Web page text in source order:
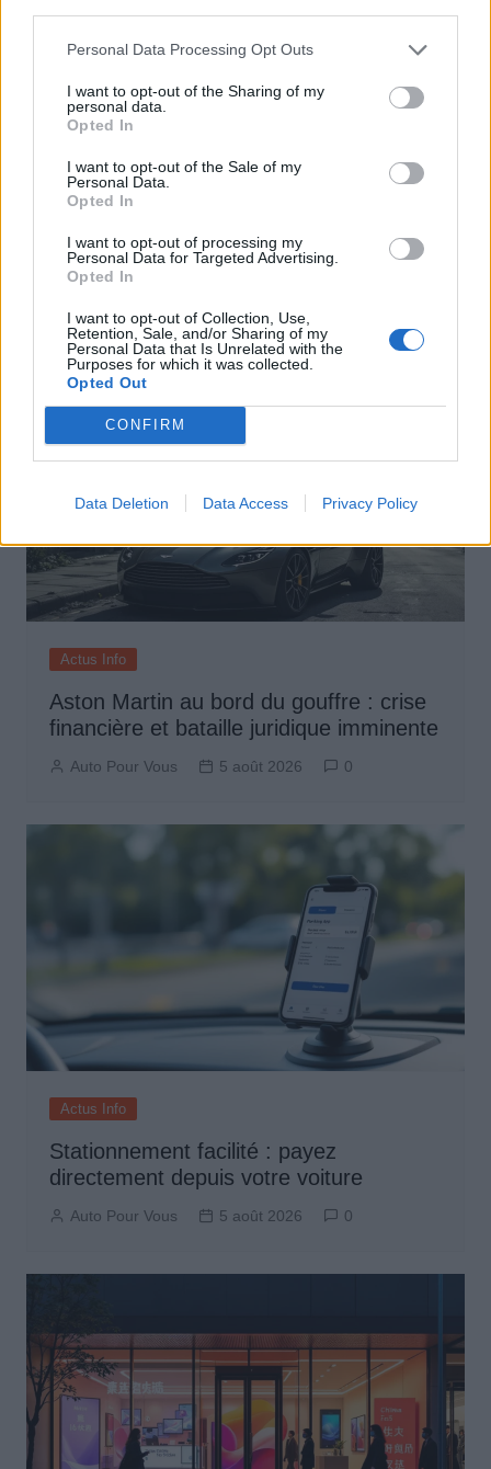
Personal Data Processing Opt Outs
I want to opt-out of the Sharing of my
personal data.
Opted In
I want to opt-out of the Sale of my
Personal Data.
Opted In
I want to opt-out of processing my
Personal Data for Targeted Advertising.
Opted In
I want to opt-out of Collection, Use,
Retention, Sale, and/or Sharing of my
Personal Data that Is Unrelated with the
Purposes for which it was collected.
Opted Out
CONFIRM
Data Deletion Data Access Privacy Policy
Actus Info
Pourquoi le bouton start/stop disparaît
des voitures électriques
Auto Pour Vous 5 août 2026
Actus Info
Aston Martin au bord du gouffre : crise
financière et bataille juridique imminente
Auto Pour Vous 5 août 2026 0
Actus Info
Stationnement facilité : payez
directement depuis votre voiture
Auto Pour Vous 5 août 2026 0